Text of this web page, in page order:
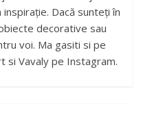
Dacă sunteți în
decorative sau
voi. Ma gasiti si pe
si Vavaly pe Instagram.